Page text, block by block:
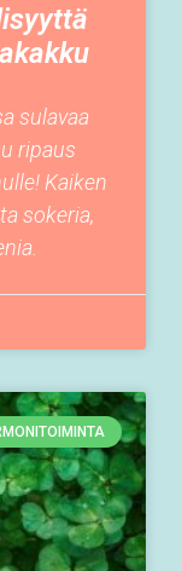
sulavaa
ripaus
Kaiken
sokeria,